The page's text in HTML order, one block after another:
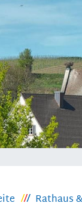
Rathaus